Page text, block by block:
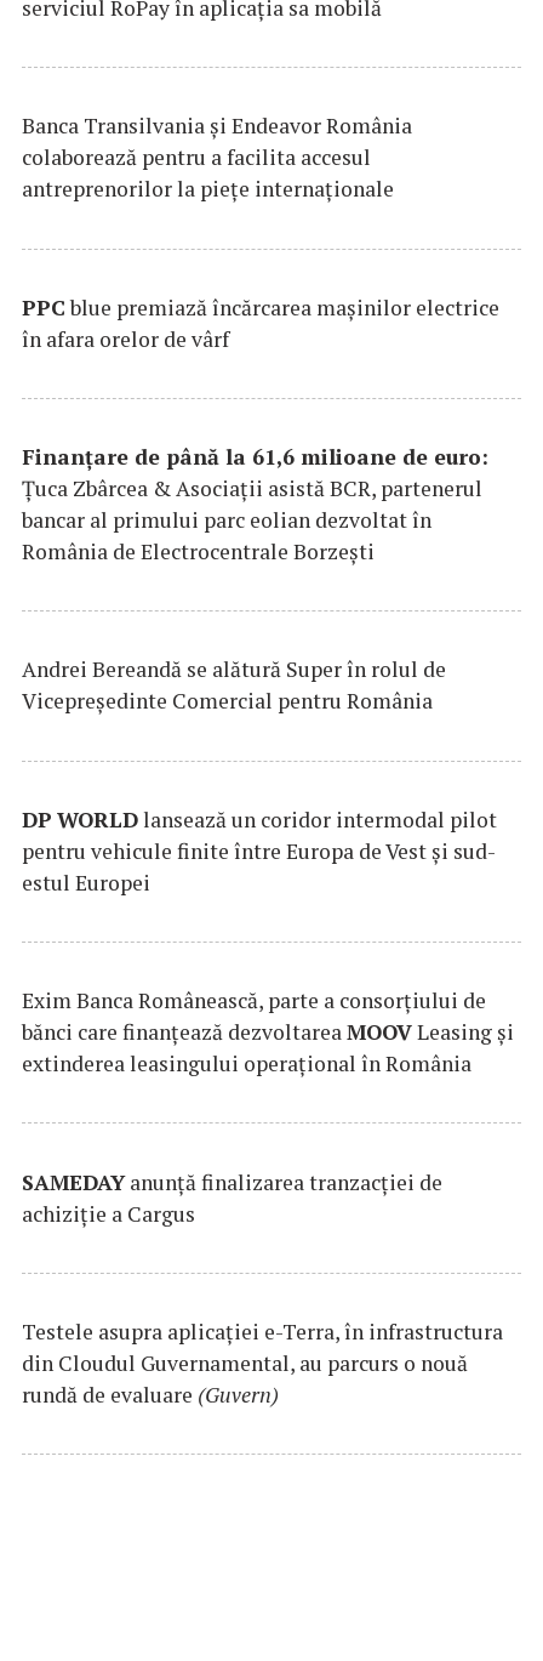
serviciul RoPay în aplicaţia sa mobilă
Banca Transilvania şi Endeavor România
colaborează pentru a facilita accesul
antreprenorilor la pieţe internaţionale
PPCblue premiază încărcarea maşinilor electrice
în afara orelor de vârf
Finanțare de până la 61,6 milioane de euro:
Țuca Zbârcea & Asociații asistă BCR, partenerul
bancar al primului parc eolian dezvoltat în
România de Electrocentrale Borzești
Andrei Bereandă se alătură Super în rolul de
Vicepreședinte Comercial pentru România
DP WORLDlansează un coridor intermodal pilot
pentru vehicule finite între Europa de Vest și sud-
estul Europei
Exim Banca Românească, parte a consorțiului de
bănci care finanțează dezvoltareaMOOVLeasing și
extinderea leasingului operațional în România
SAMEDAYanunță finalizarea tranzacției de
achiziție a Cargus
Testele asupra aplicaţiei e-Terra, în infrastructura
din Cloudul Guvernamental, au parcurs o nouă
rundă de evaluare (Guvern)